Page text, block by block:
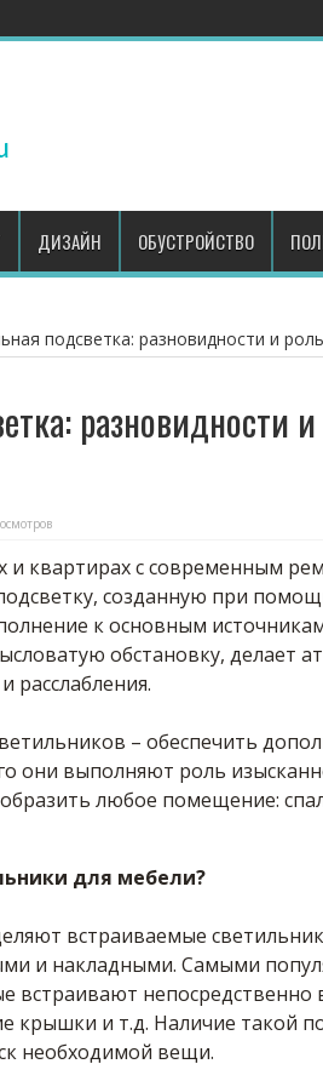
ДИЗАЙН ОБУСТРОЙСТВО
подсветка: разновидности и
разновидности
и квартирах с современным
созданную при
к основным
обстановку, делает
расслабления.
– обеспечить
они выполняют роль
любое помещение:
для мебели?
встраиваемые
и накладными. Самыми
встраивают непосредственно
крышки и т.д. Наличие такой
необходимой вещи.